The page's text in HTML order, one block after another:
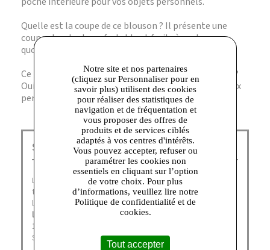
Quelle est la coupe de ce blouson ? Il présente une
coupe standard, confortable et facile à porter au
quotidien.
Ce blouson est-il adapté aux saisons intermédiaires ?
Oui, sa composition et sa conception en font un choix
pertinent pour le printemps et l’automne.
Schott NYC Talange :
Légende Américaine depuis 1913, la famille
toujours su traduire dans ses collections les valeurs de
l’Amérique profonde : la liberté, lecourage et
l’innovation
. Créateur d’icônes tels que le
1928), sublimés par Marlon Brando et James Dean,
Schott fête plus de 100 ans au service de la Mode.
Notre site et nos partenaires
(cliquez sur Personnaliser pour en
savoir plus) utilisent des cookies
pour réaliser des statistiques de
navigation et de fréquentation et
vous proposer des offres de
produits et de services ciblés
adaptés à vos centres d'intérêts.
Vous pouvez accepter, refuser ou
paramétrer les cookies non
essentiels en cliquant sur l’option
de votre choix. Pour plus
d’informations, veuillez lire notre
Politique de confidentialité et de
cookies.
Tout accepter